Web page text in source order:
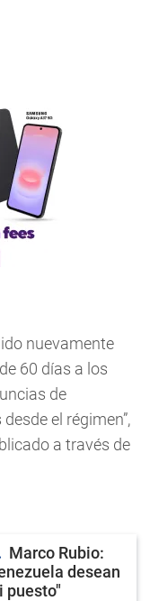
nuevamente
60 días a los
de
el régimen”,
a través de
Marco Rubio:
desean
puesto"